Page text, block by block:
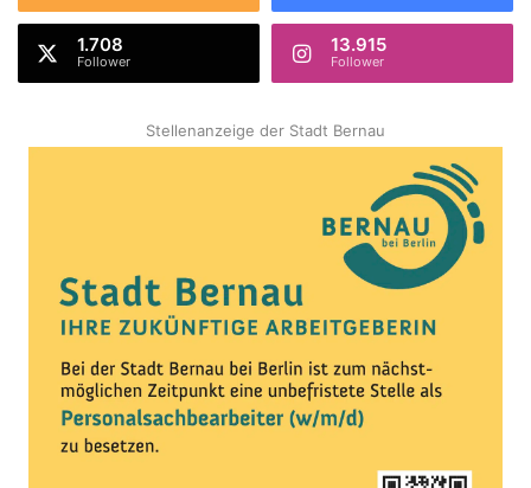
1.708
Follower
13.915
Follower
Stellenanzeige der Stadt Bernau